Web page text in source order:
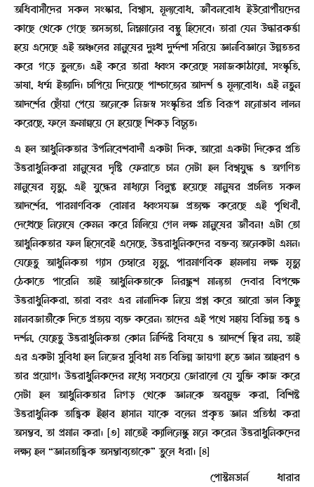
অধিবাসীদের সকল সংস্কার, বিশ্বাস, মূল্যবোধ, জীবনবোধ ইউরোপীয়দের
কাছে থেকে গেছে অসভ্যতা, নিম্নমানের বস্তু হিসেবে। তারা যেন উদ্ধারকর্ত্তা
হয়ে এসেছে এই অঞ্চলের মানুষের দুঃখ দুর্দ্দশা সরিয়ে জ্ঞানবিজ্ঞানে উন্নততর
করে গড়ে তুলতে। এই করে তারা ধ্বংস করেছে সমাজকাঠামো, সংস্কৃতি,
ভাষা, ধর্ম্ম ইত্যাদি। চাপিয়ে দিয়েছে পাশ্চাত্যের আদর্শ ও মূল্যবোধ। এই নতুন
আদর্শের ছোঁয়া পেয়ে অনেকে নিজস্ব সংস্কৃতির প্রতি বিরূপ মনোভাব লালন
করেছে, ফলে ক্রমান্বয়ে সে হয়েছে শিকড় বিচ্যূত।
এ হল আধুনিকতার উপনিবেশবাদী একটা দিক, আরো একটা দিকের প্রতি
উত্তরাধুনিকরা মানুষের দৃষ্টি ফেরাতে চান সেটা হল বিশ্বযুদ্ধ ও অগণিত
মানুষের মৃত্যু, এই যুদ্ধের মাধ্যমে বিলুপ্ত হয়েছে মানুষর প্রচলিত সকল
আদর্শের, পারমাণবিক বোমার ধ্বংসযজ্ঞ প্রত্যক্ষ করেছে এই পৃথিবী,
দেখেছে নিমেষে কেমন করে মিলিয়ে গেল লক্ষ মানুষের জীবন! এটা তো
আধুনিকতার ফল হিসেবেই এসেছে, উত্তরাধুনিকদের বক্তব্য অনেকটা এমন।
যেহেতু আধুনিকতা গ্যাস চেম্বারে মৃত্যু, পারমাণবিক হামলায় লক্ষ মৃত্যু
ঠেকাতে পারেনি তাই আধুনিকতাকে নিরঙ্কুশ মান্যতা দেবার বিপক্ষে
উত্তরাধুনিকরা, তারা বরং এর নানাদিক নিয়ে প্রশ্ন করে আরো ভাল কিছু
মানবজাতীকে দিতে প্রত্যয় ব্যক্ত করেন। তাদের এই পথে সহায় বিভিন্ন তত্ত্ব ও
দর্শন, যেহেতু উত্তরাধুনিকতা কোন নির্দ্দিষ্ট বিষয়ে ও আদর্শে স্থির নয়, তাই
এর একটা সুবিধা হল নিজের সুবিধা মত বিভিন্ন জায়গা হতে জ্ঞান আহরণ ও
তার প্রয়োগ। উত্তরাধুনিকদের মধ্যে সবচেয়ে জোরালো যে যুক্তি কাজ করে
সেটা হল আধুনিকতার নিগড় থেকে জ্ঞানকে অবমুক্ত করা, বিশিষ্ট
উত্তরাধুনিক তাত্ত্বিক ইহাব হাসান যাকে বলেন প্রকৃত জ্ঞান প্রতিষ্ঠা করা
অসম্ভব, তা প্রমান করা। [৩] মাতেই ক্যালিনেস্কু মনে করেন উত্তরাধুনিকদের
লক্ষ্য হল “জ্ঞানতাত্ত্বিক অসম্ভাব্যতাকে” তুলে ধরা। [৪]
পোস্টমডার্ন ধারার